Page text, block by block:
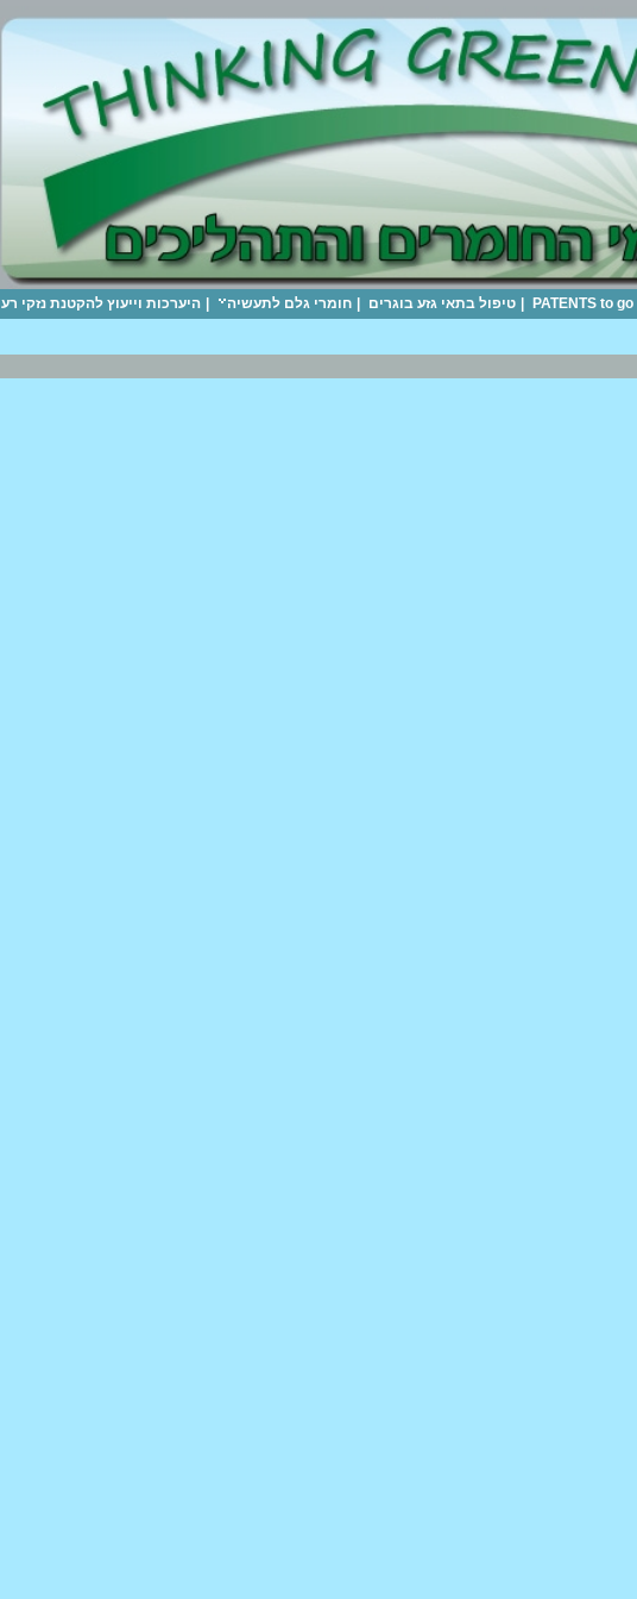
טיפול בתאי גזע בוגרים חומרי גלם לתעשיה היערכות וייעוץ להקטנת נזקי